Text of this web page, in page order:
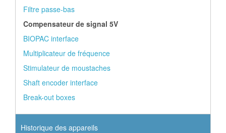
Filtre passe-bas
Compensateur de signal 5V
BIOPAC interface
Multiplicateur de fréquence
Stimulateur de moustaches
Shaft encoder interface
Break-out boxes
Historique des appareils